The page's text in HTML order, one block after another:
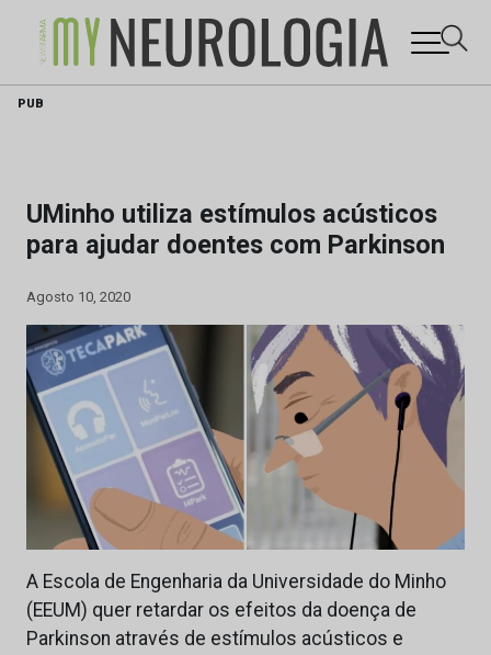
Skip
PUB
UMinho utiliza estímulos acústicos
para ajudar doentes com Parkinson
Agosto 10, 2020
A Escola de Engenharia da Universidade do Minho
(EEUM) quer retardar os efeitos da doença de
Parkinson através de estímulos acústicos e